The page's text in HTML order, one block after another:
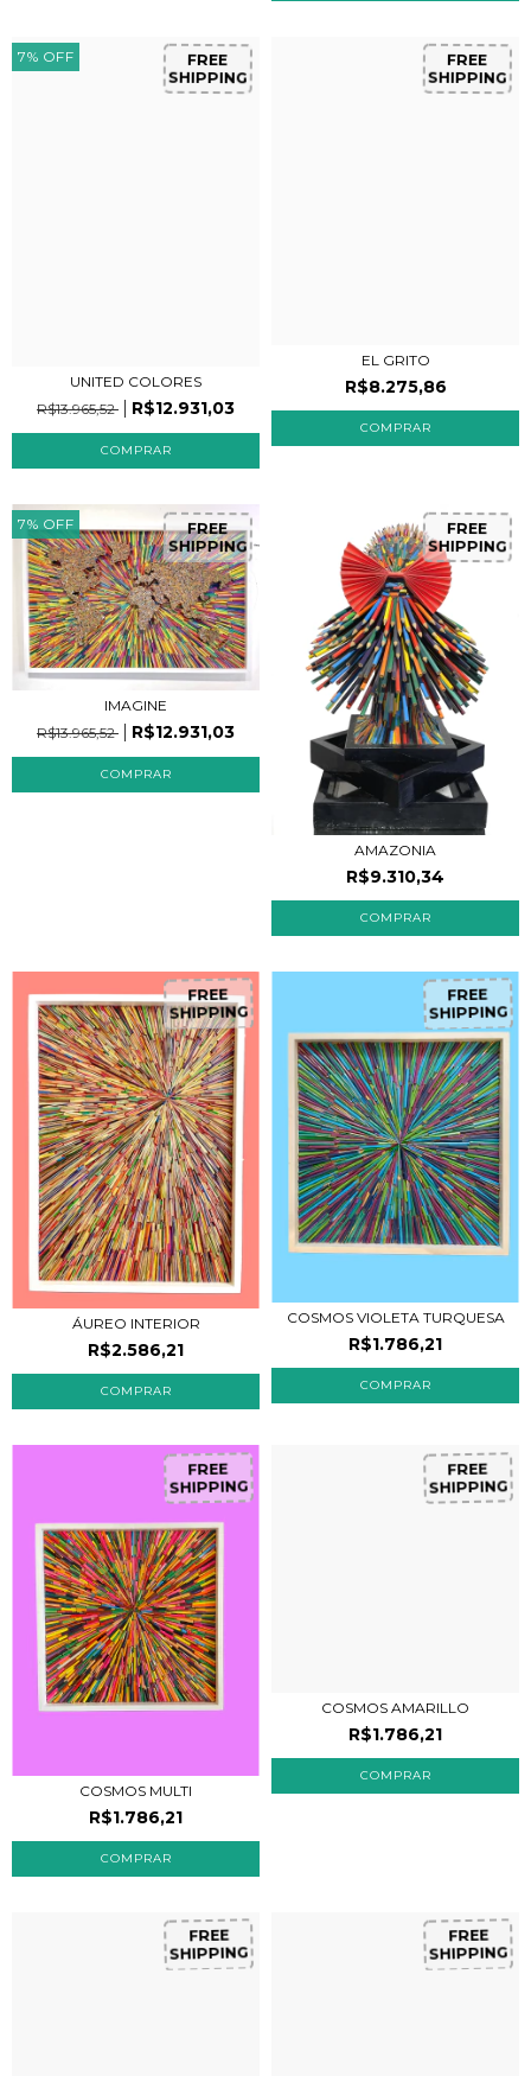
7% OFF FREE
SHIPPING
UNITED COLORES
R$13.965,52
R$12.931,03
FREE
SHIPPING
EL GRITO
R$8.275,86
7% OFF FREE
SHIPPING
IMAGINE
R$13.965,52
R$12.931,03
FREE
SHIPPING
AMAZONIA
R$9.310,34
FREE
SHIPPING
ÁUREO INTERIOR
R$2.586,21
FREE
SHIPPING
COSMOS VIOLETA TURQUESA
R$1.786,21
FREE
SHIPPING
COSMOS MULTI
R$1.786,21
FREE
SHIPPING
COSMOS AMARILLO
R$1.786,21
FREE
SHIPPING
FREE
SHIPPING